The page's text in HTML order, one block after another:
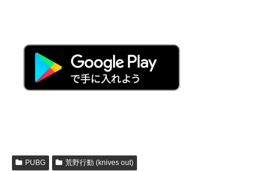
PUBG 荒野行動 (knives out)